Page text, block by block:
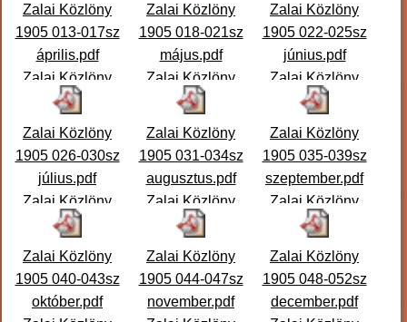
... ...
Zalai Közlöny
1905 013-017sz
április.pdf
Zalai Közlöny
1905. 013-017.
Zalai Közlöny
1905 018-021sz
május.pdf
Zalai Közlöny
1905. 018-021.
Zalai Közlöny
1905 022-025sz
június.pdf
Zalai Közlöny
1905. 022-025.
Zalai Közlöny
1905 026-030sz
július.pdf
Zalai Közlöny
1905. 026-030.
Zalai Közlöny
1905 031-034sz
augusztus.pdf
Zalai Közlöny
1905. 031-034.
...
Zalai Közlöny
1905 035-039sz
szeptember.pdf
Zalai Közlöny
1905. 035-039.
...
Zalai Közlöny
1905 040-043sz
október.pdf
Zalai Közlöny
1905 044-047sz
november.pdf
Zalai Közlöny
1905 048-052sz
december.pdf